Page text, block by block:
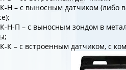
Н – с выносным датчиком (либо
Н-П – с выносным зондом в
К – с встроенным датчиком, с